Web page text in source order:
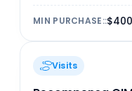
MIN PURCHASE::$400
Visits